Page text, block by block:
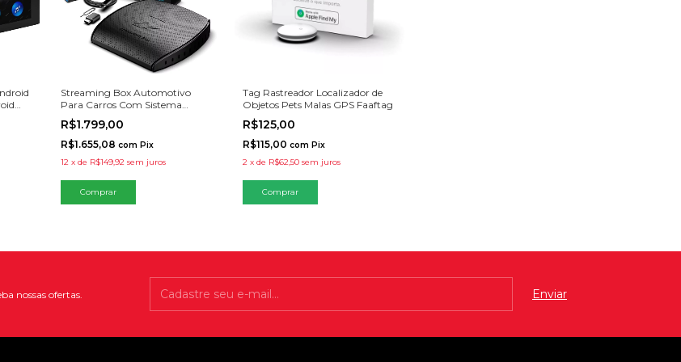
Streaming Box Automotivo
Para Carros Com Sistema
Carplay
R$1.799,00
R$1.655,08 com Pix
12 x de R$149,92 sem juros
Tag Rastreador Localizador de
Objetos Pets Malas GPS Faaftag
R$125,00
R$115,00 com Pix
2 x de R$62,50 sem juros
Comprar
nossas ofertas.